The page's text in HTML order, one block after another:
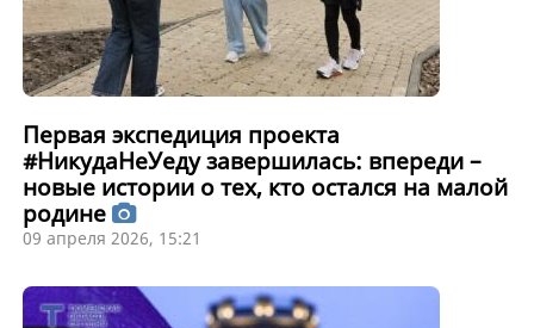
Первая экспедиция проекта
#НикудаНеУеду завершилась: впереди –
новые истории о тех, кто остался на малой
родине
09 апреля 2026, 15:21